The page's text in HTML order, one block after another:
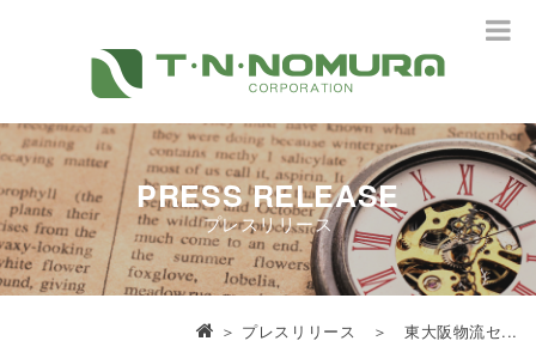
PRESS RELEASE
プレスリリース
＞ プレスリリース ＞ 東大阪物流セ...